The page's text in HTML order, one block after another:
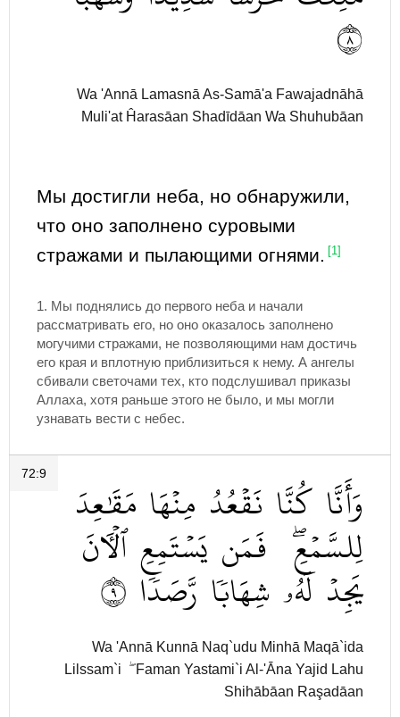
٨
Wa 'Annā Lamasnā As-Samā'a Fawajadnāhā
Muli'at Ĥarasāan Shadīdāan Wa Shuhubāan
Мы достигли неба, но обнаружили,
что оно заполнено суровыми
стражами и пылающими огнями.
[1]
1. Мы поднялись до первого неба и начали
рассматривать его, но оно оказалось заполнено
могучими стражами, не позволяющими нам достичь
его края и вплотную приблизиться к нему. А ангелы
сбивали светочами тех, кто подслушивал приказы
Аллаха, хотя раньше этого не было, и мы могли
узнавать вести с небес.
72:9 وَأَنَّا كُنَّا نَقۡعُدُ مِنۡهَا مَقَٰعِدَ
لِلسَّمۡعِۖ فَمَن يَسۡتَمِعِ ٱلۡأٓنَ
يَجِدۡ لَهُۥ شِهَابٗا رَّصَدٗا ٩
Wa 'Annā Kunnā Naq`udu Minhā Maqā`ida
Lilssam`i ۖ Faman Yastami`i Al-'Āna Yajid Lahu
Shihābāan Raşadāan